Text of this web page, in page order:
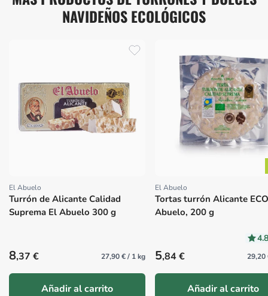
NAVIDEÑOS ECOLÓGICOS
Proveedor:
El Abuelo
Turrón de Alicante Calidad
Suprema El Abuelo 300 g
Precio habitual
8,37 € 27,90 € / 1 kg
Añadir al carrito
Proveedor:
El Abuelo
Tortas turrón Alicante
Abuelo, 200 g
Precio habitual
5,84 € 29,20
Añadir al carrito